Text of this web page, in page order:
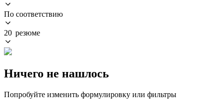
По соответствию
20 резюме
Ничего не нашлось
Попробуйте изменить формулировку или фильтры